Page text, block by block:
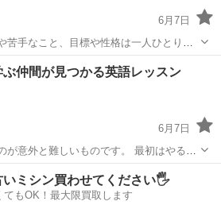
6月7日
苦手なこと、目標や性格は一人ひとり違
えています。 このレッスンで
英会話 レッスン
仲間が見つかる英語レッスン
6月7日
難しいものです。 最初はやる気
ションが下がったり、「自分だけ頑張っ
もあります。 私たちは、英語を
仲間
いミシン買わせてください🖐️
てもOK！最大限買取します